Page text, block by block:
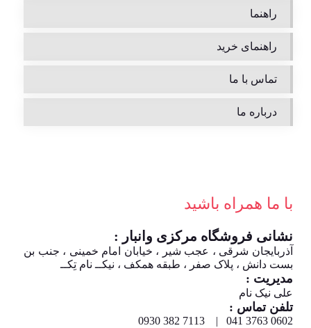
راهنما
راهنمای خرید
تماس با ما
درباره ما
با ما همراه باشید
نشانی فروشگاه مرکزی وانبار :
آذربایجان شرقی ، عجب شیر ، خیابان امام خمینی ، جنب بن
بست دانش ، پلاک صفر ، طبقه همکف ، نیکــ نام تِکــ
مدیریت :
علی نیک نام
تلفن تماس :
0602 3763 041 | 7113 382 0930